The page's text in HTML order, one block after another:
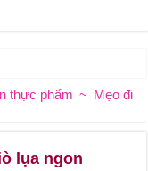
thực phẩm ~ Mẹo đi
lụa ngon